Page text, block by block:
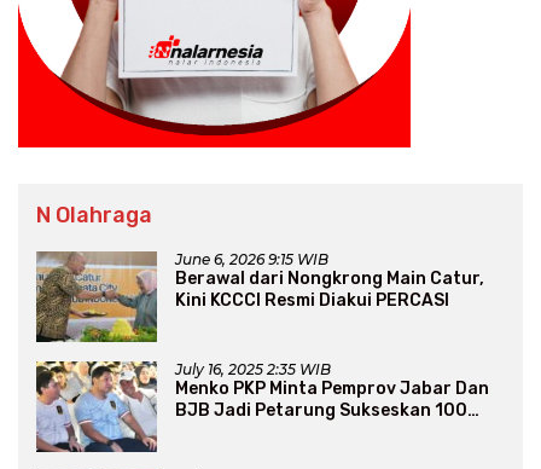
N Olahraga
June 6, 2026 9:15 WIB
Berawal dari Nongkrong Main Catur,
Kini KCCCI Resmi Diakui PERCASI
July 16, 2025 2:35 WIB
Menko PKP Minta Pemprov Jabar Dan
BJB Jadi Petarung Sukseskan 100